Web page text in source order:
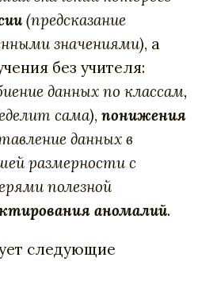
(предсказание
значениями), а
без учителя:
данных по классам,
сама), понижения
данных в
размерности с
полезной
аномалий.
следующие